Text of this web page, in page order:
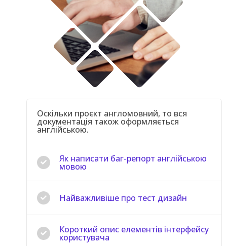
Оскільки проєкт англомовний, то вся
документація також оформляється
англійською.
Як написати баг-репорт англійською
мовою
Найважливіше про тест дизайн
Короткий опис елементів інтерфейсу
користувача